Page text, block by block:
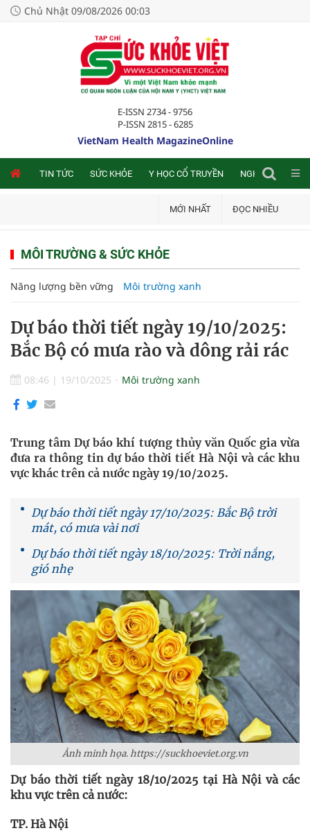
Chủ Nhật 09/08/2026 00:03
E-ISSN 2734 - 9756
P-ISSN 2815 - 6285
VietNam Health MagazineOnline
TIN TỨC SỨC KHỎE Y HỌC CỔ TRUYỀN NGHIÊN CỨU
MỚI NHẤT ĐỌC NHIỀU
MÔI TRƯỜNG & SỨC KHỎE
Năng lượng bền vững Môi trường xanh
Dự báo thời tiết ngày 19/10/2025:
Bắc Bộ có mưa rào và dông rải rác
08:46 | 19/10/2025 Môi trường xanh
Trung tâm Dự báo khí tượng thủy văn Quốc gia vừa
đưa ra thông tin dự báo thời tiết Hà Nội và các khu
vực khác trên cả nước ngày 19/10/2025.
Dự báo thời tiết ngày 17/10/2025: Bắc Bộ trời
mát, có mưa vài nơi
Dự báo thời tiết ngày 18/10/2025: Trời nắng,
gió nhẹ
Ảnh minh họa. https://suckhoeviet.org.vn
Dự báo thời tiết ngày 18/10/2025 tại Hà Nội và các
khu vực trên cả nước:
TP. Hà Nội